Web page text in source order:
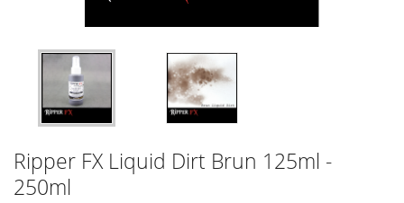
Ripper FX Liquid Dirt Brun 125ml -
250ml